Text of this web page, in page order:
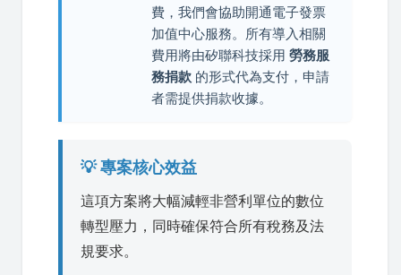
費，我們會協助開通電子發票
加值中心服務。所有導入相關
費用將由矽聯科技採用 勞務服
務捐款 的形式代為支付，申請
者需提供捐款收據。
💡 專案核心效益
這項方案將大幅減輕非營利單位的數位
轉型壓力，同時確保符合所有稅務及法
規要求。